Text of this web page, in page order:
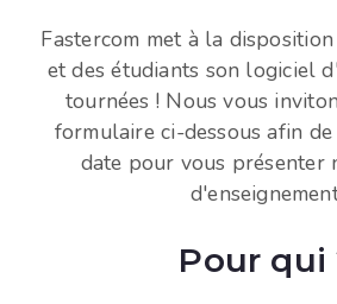
​Fastercom met à la
et des étudiants son logiciel
tournées ! ​Nous vous
formulaire ci-dessous afin
date pour vous présenter
Pour qui